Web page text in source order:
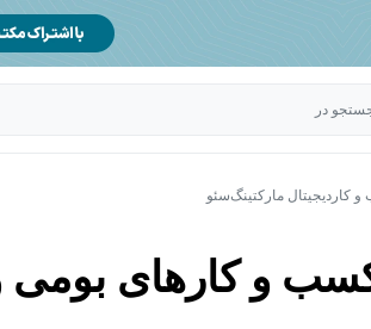
در
کار دیجیتال مارکتینگسئو
و کارهای بومی